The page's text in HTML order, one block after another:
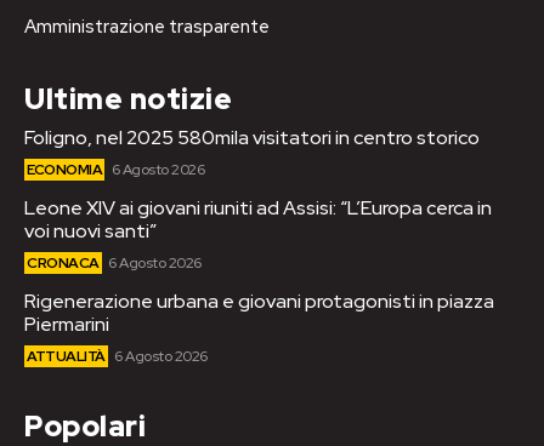
Amministrazione trasparente
Ultime notizie
Foligno, nel 2025 580mila visitatori in centro storico
ECONOMIA 6 Agosto 2026
Leone XIV ai giovani riuniti ad Assisi: “L’Europa cerca in
voi nuovi santi”
CRONACA 6 Agosto 2026
Rigenerazione urbana e giovani protagonisti in piazza
Piermarini
ATTUALITÀ 6 Agosto 2026
Popolari